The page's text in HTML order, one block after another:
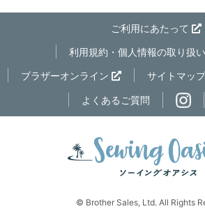
ご利用にあたって
利用規約・個人情報の取り扱
ブラザーオンライン
サイトマップ
よくあるご質問
© Brother Sales, Ltd. All Rights